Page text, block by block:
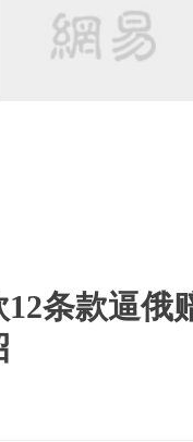
条款逼俄